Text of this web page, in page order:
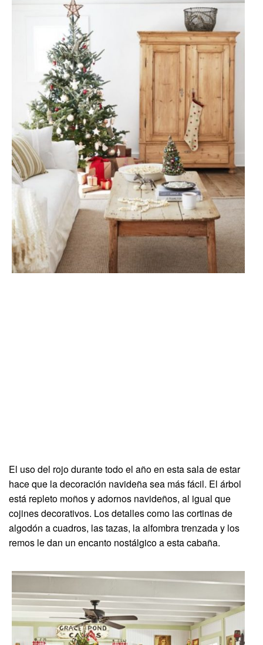
El uso del rojo durante todo el año en esta sala de estar
hace que la decoración navideña sea más fácil. El árbol
está repleto moños y adornos navideños, al igual que
cojines decorativos. Los detalles como las cortinas de
algodón a cuadros, las tazas, la alfombra trenzada y los
remos le dan un encanto nostálgico a esta cabaña.